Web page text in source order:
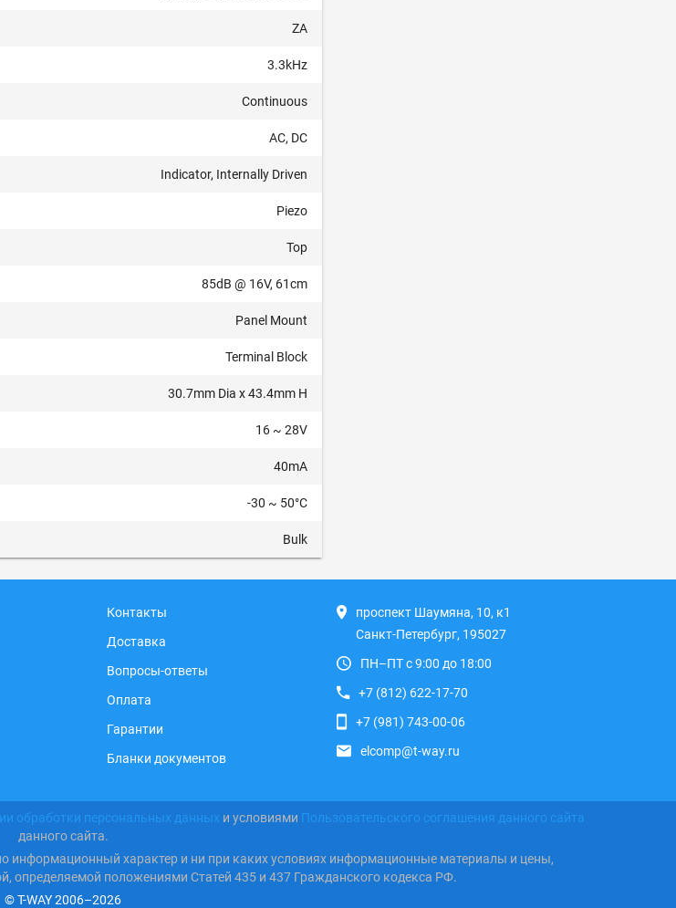
ZA
3.3kHz
Continuous
AC, DC
Indicator, Internally Driven
Piezo
Top
85dB @ 16V, 61cm
Panel Mount
Terminal Block
30.7mm Dia x 43.4mm H
16 ~ 28V
40mA
-30 ~ 50°C
Bulk
Контакты
Доставка
Вопросы-ответы
Оплата
Гарантии
Бланки документов
проспект Шаумяна, 10, к1
Санкт-Петербург, 195027
ПН–ПТ с 9:00 до 18:00
+7 (812) 622-17-70
+7 (981) 743-00-06
elcomp@t-way.ru
обработки персональных данных и условиями Пользовательского соглашения данного сайта
данного сайта.
характер и ни при каких условиях информационные материалы и цены,
определяемой положениями Статей 435 и 437 Гражданского кодекса РФ.
© T-WAY 2006–2026